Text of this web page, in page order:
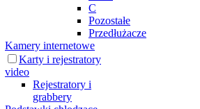
C
Pozostałe
Przedłużacze
Kamery internetowe
Karty i rejestratory
video
Rejestratory i
grabbery